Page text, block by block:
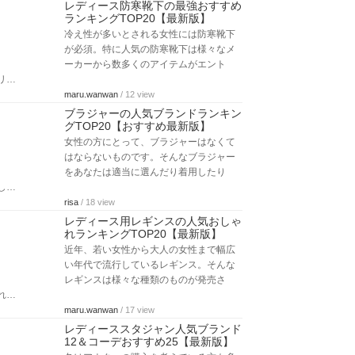
レディース防寒靴下の最強おすすめ
ランキングTOP20【最新版】
冷え性が多いとされる女性には防寒靴下
が必須。特に人気の防寒靴下は様々なメ
ーカーから数多くのアイテムがエント
…
maru.wanwan / 12 view
ブラジャーの人気ブランドランキン
グTOP20【おすすめ最新版】
女性の方にとって、ブラジャーはなくて
はならないものです。そんなブラジャー
をあなたは適当に選んだり着用したり
…
risa / 18 view
レディース用レギンスの人気おしゃ
れランキングTOP20【最新版】
近年、若い女性から大人の女性まで幅広
い年代で流行しているレギンス。そんな
レギンスは様々な種類のものが発売さ
…
maru.wanwan / 17 view
レディーススタジャン人気ブランド
12＆コーデおすすめ25【最新版】